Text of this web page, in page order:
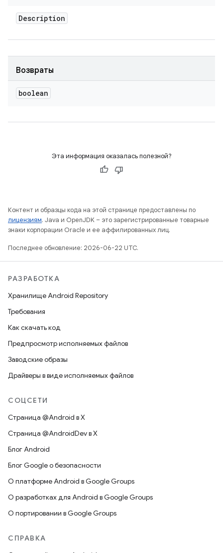
Description
Возвраты
boolean
Эта информация оказалась полезной?
Контент и образцы кода на этой странице предоставлены по
лицензиям. Java и OpenJDK – это зарегистрированные товарные
знаки корпорации Oracle и ее аффилированных лиц.
Последнее обновление: 2026-06-22 UTC.
РАЗРАБОТКА
Хранилище Android Repository
Требования
Как скачать код
Предпросмотр исполняемых файлов
Заводские образы
Драйверы в виде исполняемых файлов
СОЦСЕТИ
Страница @Android в X
Страница @AndroidDev в X
Блог Android
Блог Google о безопасности
О платформе Android в Google Groups
О разработках для Android в Google Groups
О портировании в Google Groups
СПРАВКА